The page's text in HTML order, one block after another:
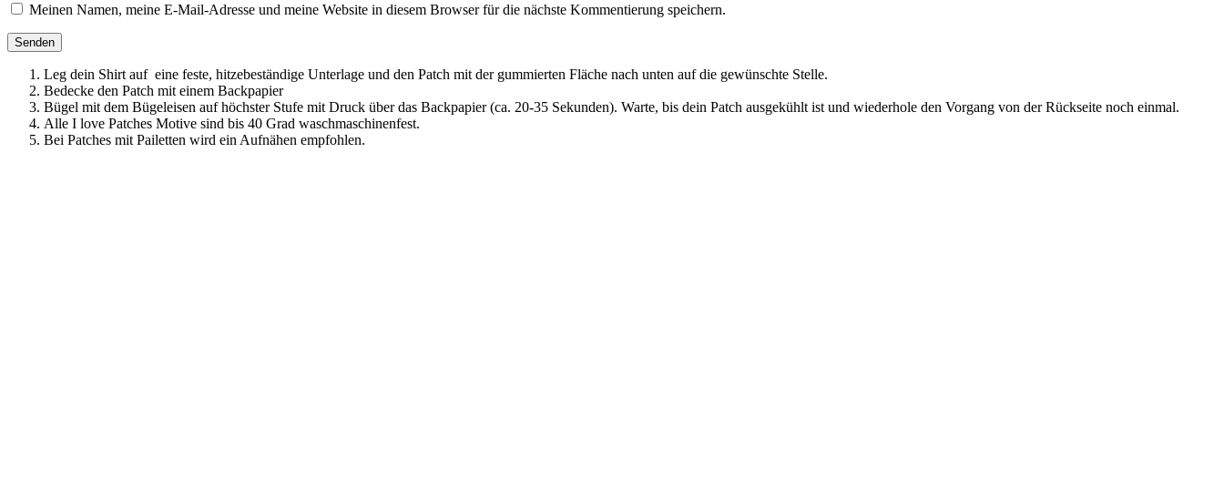
Meinen Namen, meine E-Mail-Adresse und meine Website in diesem Browser für die nächste Kommentierung speichern.
Leg dein Shirt auf eine feste, hitzebeständige Unterlage und den Patch mit der gummierten Fläche nach unten auf die gewünschte Stelle.
Bedecke den Patch mit einem Backpapier
Bügel mit dem Bügeleisen auf höchster Stufe mit Druck über das Backpapier (ca. 20-35 Sekunden). Warte, bis dein Patch ausgekühlt ist und wiederhole den Vorgang von der Rückseite noch einmal.
Alle I love Patches Motive sind bis 40 Grad waschmaschinenfest.
Bei Patches mit Pailetten wird ein Aufnähen empfohlen.